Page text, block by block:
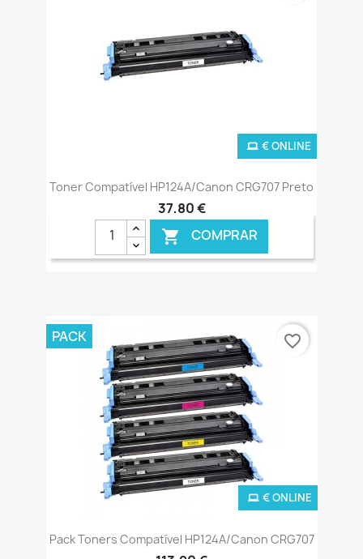
Toner Compatível HP124A/Canon CRG707 Preto
37,80 €
 COMPRAR
€ ONLINE
Pack Toners Compatível HP124A/Canon CRG707
€ ONLINE
PACK favorite_border